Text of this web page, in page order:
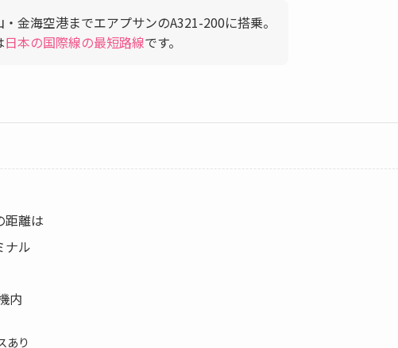
金海空港までエアプサンのA321-200に搭乗。
日本の国際線の最短路線です。
離は
ル
内
あり